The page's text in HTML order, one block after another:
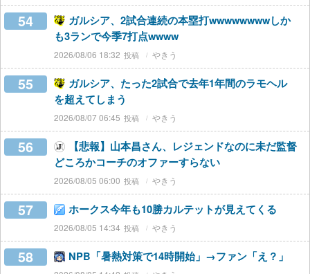
54
ガルシア、2試合連続の本塁打wwwwwwwwしか
も3ランで今季7打点wwww
2026/08/06 18:32 やきう
55
ガルシア、たった2試合で去年1年間のラモヘル
を超えてしまう
2026/08/07 06:45 やきう
56
【悲報】山本昌さん、レジェンドなのに未だ監督
どころかコーチのオファーすらない
2026/08/05 06:00 やきう
57 ホークス今年も10勝カルテットが見えてくる
2026/08/05 14:34 やきう
58 NPB「暑熱対策で14時開始」→ファン「え？」